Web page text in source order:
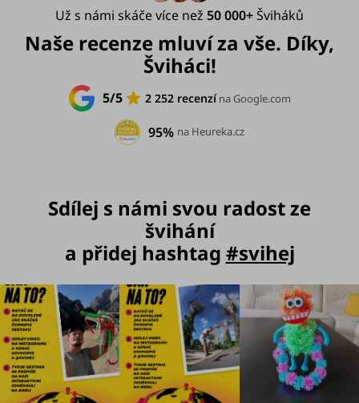
Už s námi skáče více než 50 000+Šviháků
Naše recenze mluví za vše. Díky,
Šviháci!
5/5 2 252 recenzína Google.com
95% na Heureka.cz
Sdílej s námi svou radost ze
švihání
a přidej hashtag #svihej